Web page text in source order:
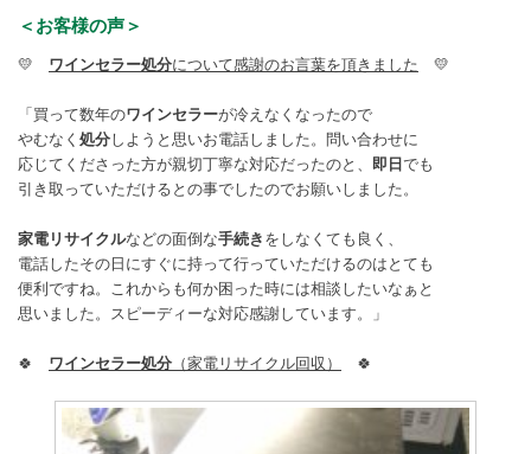
＜お客様の声＞
💛 ワインセラー処分について感謝のお言葉を頂きました 💛
「買って数年のワインセラーが冷えなくなったので
やむなく 処分しようと思いお電話しました。問い合わせに
応じてくださった方が親切丁寧な対応だったのと、 即日 でも
引き取っていただけるとの事でしたのでお願いしました。
家電リサイクルなどの面倒な手続き をしなくても良く、
電話したその日にすぐに持って行っていただけるのはとても
便利ですね。これからも何か困った時には相談したいなぁと
思いました。スピーディーな対応感謝しています。」
🍀 ワインセラー処分 （家電リサイクル回収） 🍀